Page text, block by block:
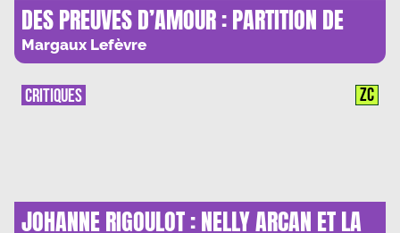
DES PREUVES D’AMOUR : PARTITION DE
VIE.
Margaux Lefèvre
JOHANNE RIGOULOT : NELLY ARCAN ET LA
CRITIQUES ZC